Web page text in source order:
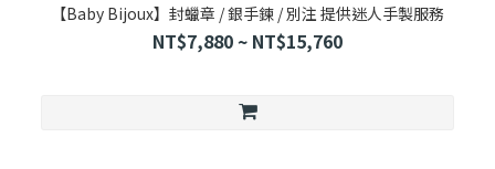
【Baby Bijoux】封蠟章 / 銀手鍊 / 別注 提供迷人手製服務
NT$7,880 ~ NT$15,760